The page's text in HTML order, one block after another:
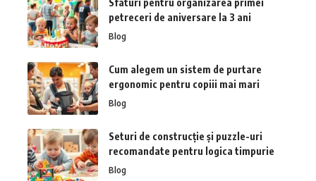
Sfaturi pentru organizarea primei
petreceri de aniversare la 3 ani
Blog
Cum alegem un sistem de purtare
ergonomic pentru copiii mai mari
Blog
Seturi de construcție și puzzle-uri
recomandate pentru logica timpurie
Blog